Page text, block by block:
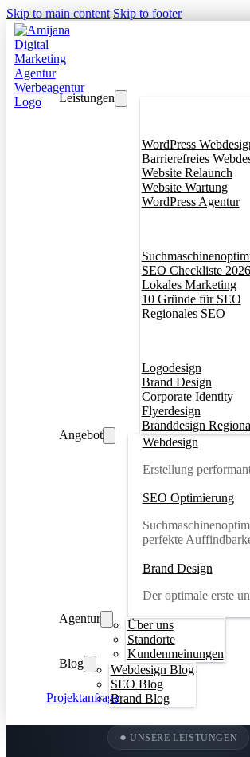
Skip to main content Skip to footer
Leistungen
WordPress
Barrierefreies
Website Relaunch
Website Wartung
WordPress Agentur
SEO Checkliste 2026
Lokales Marketing
10 Gründe für SEO
Regionales SEO
Logodesign
Brand Design
Corporate Identity
Flyerdesign
Branddesign
Angebot
Webdesign
Erstellung
SEO Optimierung
perfekte
Brand Design
Der optimale erste
Agentur
Über uns
Standorte
Kundenmeinungen
Blog
Webdesign Blog
SEO Blog
Brand Blog
Projektanfrage
● UNSERE LEISTUNGEN